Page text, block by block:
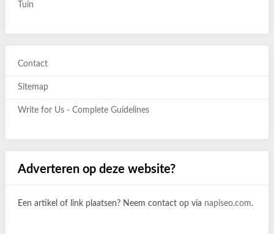
Tuin
Contact
Sitemap
Write for Us - Complete Guidelines
Adverteren op deze website?
Een artikel of link plaatsen? Neem contact op via napiseo.com.